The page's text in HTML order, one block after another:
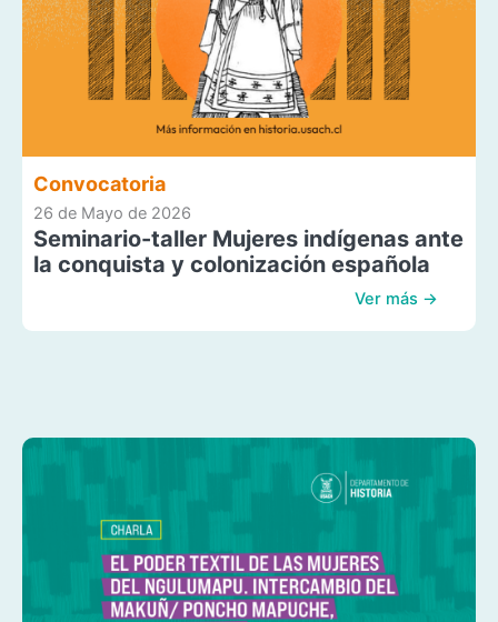
Convocatoria
26 de Mayo de 2026
Seminario-taller Mujeres indígenas ante
la conquista y colonización española
Ver más →